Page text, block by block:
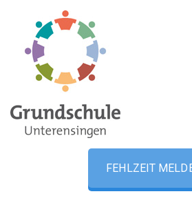
FEHLZEIT